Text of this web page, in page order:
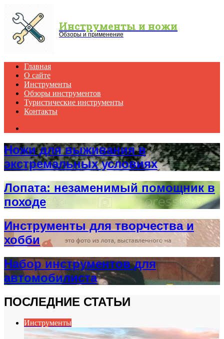
Инструменты и ножи
Обзоры и применение
Главная
О сайте
Инструменты
Обзоры инструментов
Туристические инструменты
Контакты
Ножи для выживания в
экстремальных условиях
Лопата: незаменимый помощник в
походе
Инструменты для творчества и
хобби
Набор инструментов для
автомобилиста
ПОСЛЕДНИЕ СТАТЬИ
Инструменты